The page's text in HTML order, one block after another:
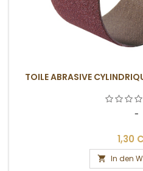
TOILE ABRASIVE
-
1,30
 In den